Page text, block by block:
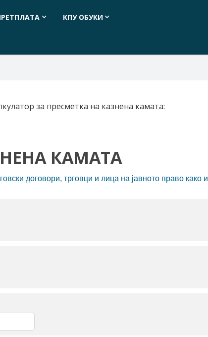
КПУ ОБУКИ
за пресметка на казнена камата:
КАМАТА
договори, трговци и лица на јавното право како и